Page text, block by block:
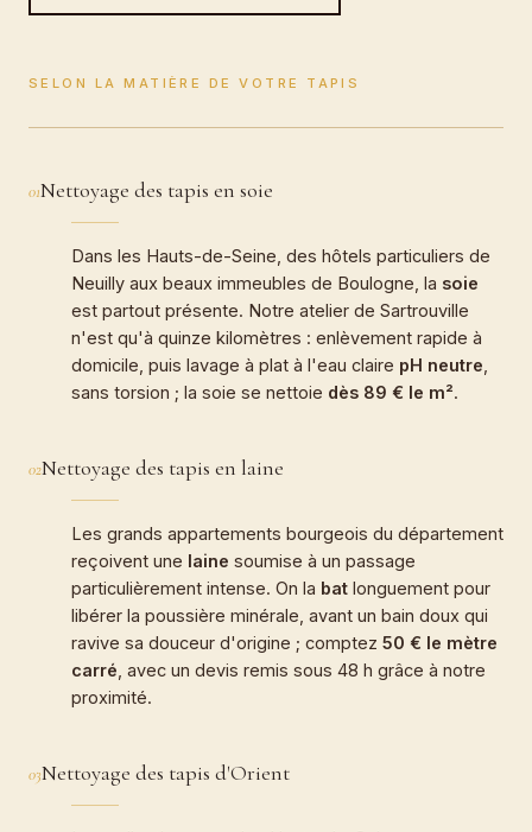
SELON LA MATIÈRE DE VOTRE TAPIS
01Nettoyage des tapis en soie
Dans les Hauts-de-Seine, des hôtels particuliers de
Neuilly aux beaux immeubles de Boulogne, la soie
est partout présente. Notre atelier de Sartrouville
n'est qu'à quinze kilomètres : enlèvement rapide à
domicile, puis lavage à plat à l'eau claire pH neutre
sans torsion ; la soie se nettoie dès 89 € le m².
02Nettoyage des tapis en laine
Les grands appartements bourgeois du département
reçoivent une laine soumise à un passage
particulièrement intense. On la bat longuement pour
libérer la poussière minérale, avant un bain doux qui
ravive sa douceur d'origine ; comptez 50 € le mètre
carré , avec un devis remis sous 48 h grâce à notre
proximité.
03Nettoyage des tapis d'Orient